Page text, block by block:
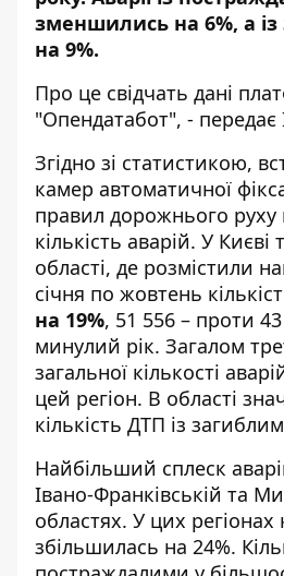
зменшились на 6%, а
на 9%.
Про це свідчать дані
"Опендатабот", - передає
Згідно зі статистикою,
камер автоматичної
правил дорожнього руху
кількість аварій. У Києві
області, де розмістили
січня по жовтень
на 19%, 51 556 – проти
минулий рік. Загалом
загальної кількості
цей регіон. В області
кількість ДТП із
Найбільший сплеск
Івано-Франківській та
областях. У цих регіонах
збільшилась на 24%.